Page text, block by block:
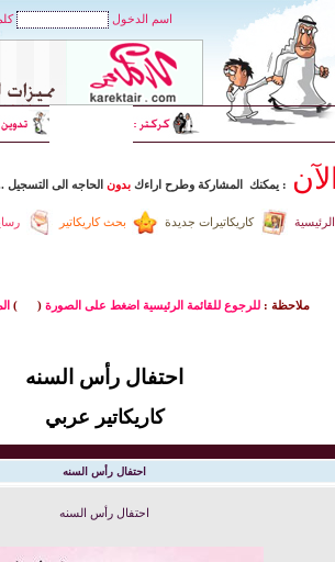
اسم الدخول
الآن : يمكنك المشاركة وطرح اراءك بدون الحاجه الى التسجيل
بحث كاريكاتير كاريكاتيرات جديدة الرئيسية
ملاحظة : للرجوع للقائمة الرئيسية اضغط على الصورة(
)
احتفال رأس السنه
كاريكاتير عربي
احتفال رأس السنه
احتفال رأس السنه